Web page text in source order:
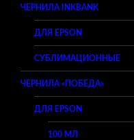
ЧЕРНИЛА INKBANK
ДЛЯ EPSON
СУБЛИМАЦИОННЫЕ
ЧЕРНИЛА «ПОБЕДА»
ДЛЯ EPSON
100 МЛ